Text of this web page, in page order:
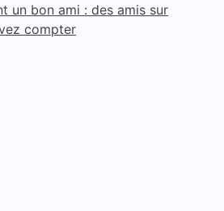
un bon ami : des amis sur
compter